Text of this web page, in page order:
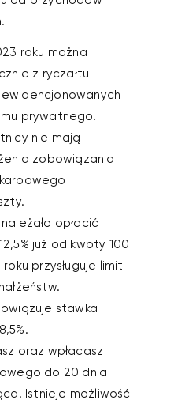
roku można
z ryczałtu
prywatnego.
nie mają
zobowiązania
opłacić
już od kwoty 100
przysługuje limit
stawka
oraz wpłacasz
do 20 dnia
Istnieje możliwość